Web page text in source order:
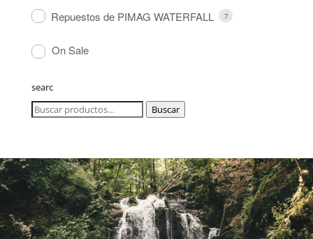
Repuestos de PIMAG WATERFALL 7
On Sale
searc
Buscar
Buscar